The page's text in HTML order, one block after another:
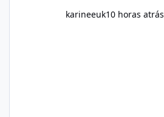
karineeuk10 horas atrás